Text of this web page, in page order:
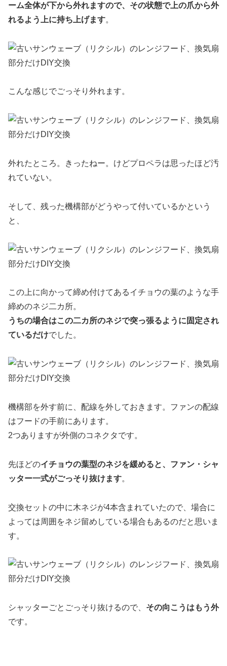
ーム全体が下から外れますので、その状態で上の爪から外
れるよう上に持ち上げます。
こんな感じでごっそり外れます。
外れたところ。きったねー。けどプロペラは思ったほど汚
れていない。
そして、残った機構部がどうやって付いているかという
と、
この上に向かって締め付けてあるイチョウの葉のような手
締めのネジ二カ所。
うちの場合はこの二カ所のネジで突っ張るように固定され
ているだけでした。
機構部を外す前に、配線を外しておきます。ファンの配線
はフードの手前にあります。
2つありますが外側のコネクタです。
先ほどのイチョウの葉型のネジを緩めると、ファン・シャ
ッター一式がごっそり抜けます。
交換セットの中に木ネジが4本含まれていたので、場合に
よっては周囲をネジ留めしている場合もあるのだと思いま
す。
シャッターごとごっそり抜けるので、 その向こうはもう外
です。